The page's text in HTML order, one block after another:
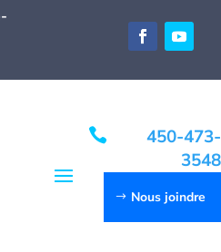

450-473-
3548
Nous joindre